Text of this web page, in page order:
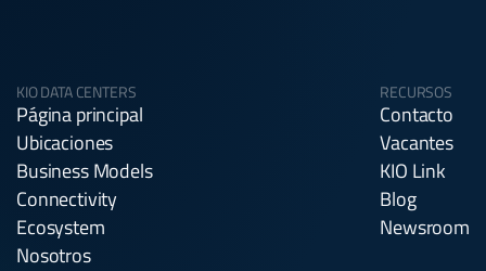
KIO DATA CENTERS
Página principal
Ubicaciones
Business Models
Connectivity
Ecosystem
Nosotros
RECURSOS
Contacto
Vacantes
KIO Link
Blog
Newsroom